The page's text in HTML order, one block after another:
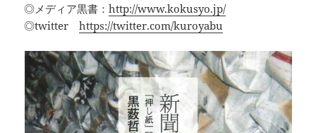
◎メディア黒書：http://www.kokusyo.jp/
◎twitterhttps://twitter.com/kuroyabu